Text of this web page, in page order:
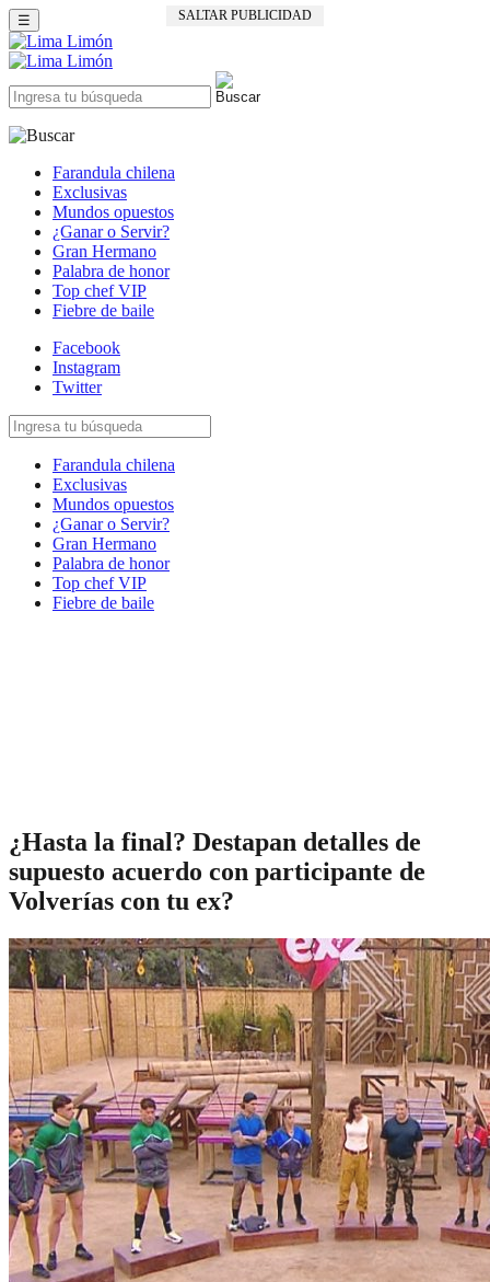
SALTAR PUBLICIDAD
☰
Farandula chilena
Exclusivas
Mundos opuestos
¿Ganar o Servir?
Gran Hermano
Palabra de honor
Top chef VIP
Fiebre de baile
Facebook
Instagram
Twitter
Farandula chilena
Exclusivas
Mundos opuestos
¿Ganar o Servir?
Gran Hermano
Palabra de honor
Top chef VIP
Fiebre de baile
¿Hasta la final? Destapan detalles de
supuesto acuerdo con participante de
Volverías con tu ex?